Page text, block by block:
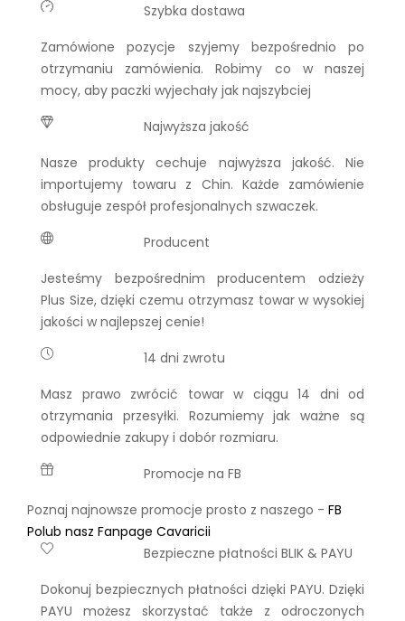
Szybka dostawa
Zamówione pozycje szyjemy bezpośrednio po
otrzymaniu zamówienia. Robimy co w naszej
mocy, aby paczki wyjechały jak najszybciej
Najwyższa jakość
Nasze produkty cechuje najwyższa jakość. Nie
importujemy towaru z Chin. Każde zamówienie
obsługuje zespół profesjonalnych szwaczek.
Producent
Jesteśmy bezpośrednim producentem odzieży
Plus Size, dzięki czemu otrzymasz towar w wysokiej
jakości w najlepszej cenie!
14 dni zwrotu
Masz prawo zwrócić towar w ciągu 14 dni od
otrzymania przesyłki. Rozumiemy jak ważne są
odpowiednie zakupy i dobór rozmiaru.
Promocje na FB
Poznaj najnowsze promocje prosto z naszego - FB
Polub nasz Fanpage Cavaricii
Bezpieczne płatności BLIK & PAYU
Dokonuj bezpiecznych płatności dzięki PAYU. Dzięki
PAYU możesz skorzystać także z odroczonych